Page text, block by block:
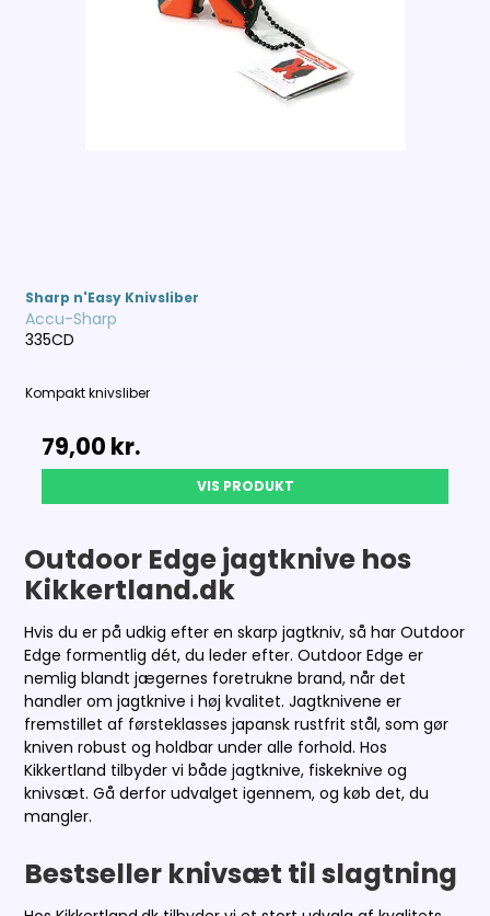
Sharp n'Easy Knivsliber
Accu-Sharp
335CD
Kompakt knivsliber
79,00 kr.
VIS PRODUKT
Outdoor Edge jagtknive hos
Kikkertland.dk
Hvis du er på udkig efter en skarp jagtkniv, så har Outdoor
Edge formentlig dét, du leder efter. Outdoor Edge er
nemlig blandt jægernes foretrukne brand, når det
handler om jagtknive i høj kvalitet. Jagtknivene er
fremstillet af førsteklasses japansk rustfrit stål, som gør
kniven robust og holdbar under alle forhold. Hos
Kikkertland tilbyder vi både jagtknive, fiskeknive og
knivsæt. Gå derfor udvalget igennem, og køb det, du
mangler.
Bestseller knivsæt til slagtning